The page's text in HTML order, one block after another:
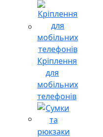
Кріплення
для
мобільних
телефонів